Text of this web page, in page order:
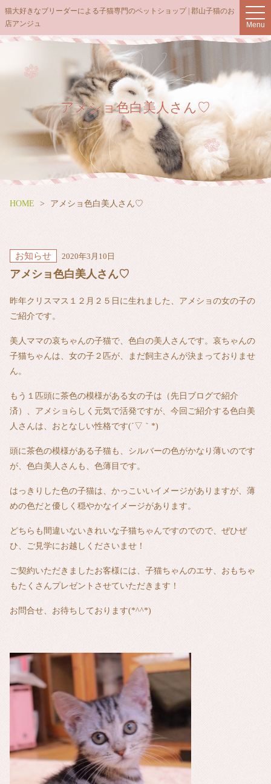
t
o
g
g
a
v
t
o
Menu
猫大好きなブリーダーによる子猫専門のペットショップ | 郡山子猫のお
店アンジュ
アメショ色白美人さん♡
HOME アメショ色白美人さん♡
お知らせ 2020年3月10日
アメショ色白美人さん♡
昨年クリスマス１２月２５日に生れました、アメショの女の子の
ご紹介です。
美人ママの哀ちゃんの子猫で、色白の美人さんです。哀ちゃんの
子猫ちゃんは、女の子２匹が、まだ飼主さんが決まっておりませ
ん。
もう１匹頭に茶色の模様がある女の子は（先日ブログで紹介
済）、アメショらしく元気で活発ですが、今回ご紹介する色白美
人さんは、おとなしい性格です(´▽｀*)
頭に茶色の模様がある子猫も、シルバーの色がかなり薄いのです
が、色白美人さんも、色薄目です。
はっきりした色の子猫は、かっこいいイメージがありますが、薄
めの色だと優しく穏やかなイメージがあります。
どちらも間違いないきれいな子猫ちゃんですのでので、ぜひぜ
ひ、ご見学にお越しくださいませ！
ご契約いただきましたお客様には、子猫ちゃんのエサ、おもちゃ
もたくさんプレゼントさせていただきます！
お問合せ、お待ちしております(*^^*)